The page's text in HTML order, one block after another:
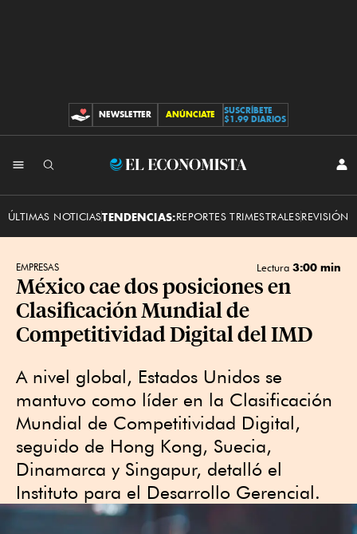
CONTRIBUCIONES
NEWSLETTER ANÚNCIATE
SUSCRÍBETE
$1.99 DIARIOS
El
ÚLTIMAS NOTICIASTENDENCIAS:REPORTES TRIMESTRALESREVISIÓN
EMPRESAS Lectura 3:00 min
México cae dos posiciones en
Clasificación Mundial de
Competitividad Digital del IMD
A nivel global, Estados Unidos se
mantuvo como líder en la Clasificación
Mundial de Competitividad Digital,
seguido de Hong Kong, Suecia,
Dinamarca y Singapur, detalló el
Instituto para el Desarrollo Gerencial.